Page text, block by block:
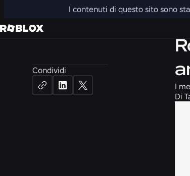
I contenuti di questo sito sono
Condividi
I
Di